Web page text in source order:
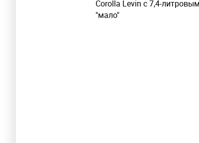
Corolla Levin с 7,4-
"мало"